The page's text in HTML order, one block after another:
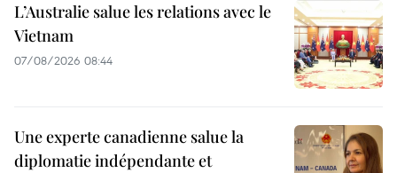
L’Australie salue les relations avec le
Vietnam
07/08/2026 08:44
Une experte canadienne salue la
diplomatie indépendante et